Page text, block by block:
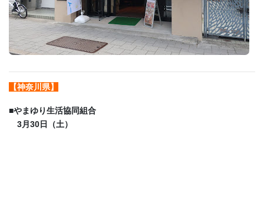
【神奈川県】
■やまゆり生活協同組合
3月30日（土）